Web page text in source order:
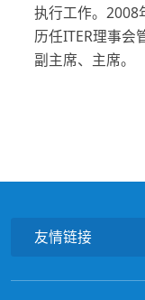
执行工作。2008
历任ITER理事会
副主席、主席。
友情链接